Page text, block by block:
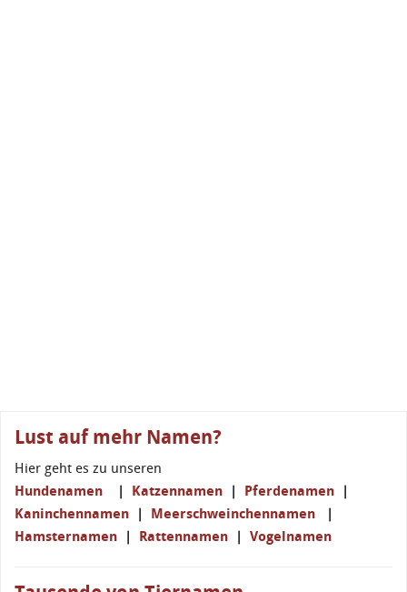
Lust auf mehr Namen?
Hier geht es zu unseren
Hundenamen | Katzennamen | Pferdenamen |
Kaninchennamen | Meerschweinchennamen |
Hamsternamen | Rattennamen | Vogelnamen